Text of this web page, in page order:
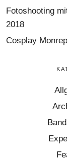
Fotoshooting
2018
Cosplay